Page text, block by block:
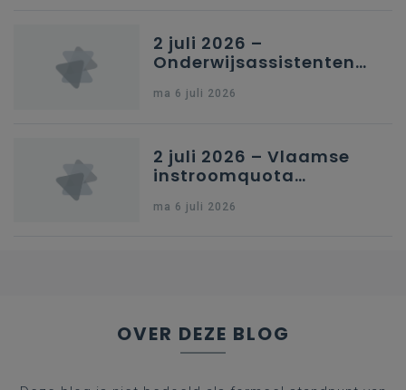
2 juli 2026 –
Onderwijsassistenten
kleuteronderwijs
ma 6 juli 2026
2 juli 2026 – Vlaamse
instroomquota
federale RIZIV-
ma 6 juli 2026
OVER DEZE BLOG